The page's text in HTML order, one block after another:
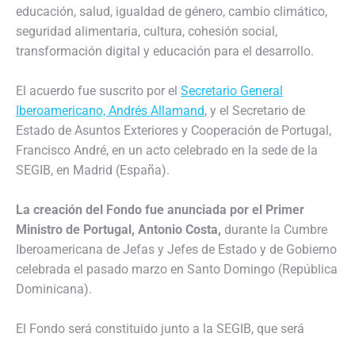
educación, salud, igualdad de género, cambio climático,
seguridad alimentaria, cultura, cohesión social,
transformación digital y educación para el desarrollo.
El acuerdo fue suscrito por el Secretario General
Iberoamericano, Andrés Allamand, y el Secretario de
Estado de Asuntos Exteriores y Cooperación de Portugal,
Francisco André, en un acto celebrado en la sede de la
SEGIB, en Madrid (España).
La creación del Fondo fue anunciada por el Primer
Ministro de Portugal, Antonio Costa, durante la Cumbre
Iberoamericana de Jefas y Jefes de Estado y de Gobierno
celebrada el pasado marzo en Santo Domingo (República
Dominicana).
El Fondo será constituido junto a la SEGIB, que será